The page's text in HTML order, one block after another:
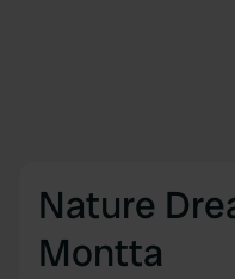
Nature
Montta